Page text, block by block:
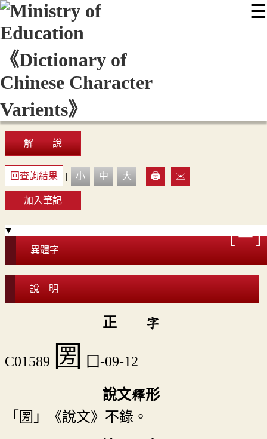
☰
顯示模式
解 說
回查詢結果 | 小 中 大 | 🖨️ ✉️ |
加入筆記
異體字
說 明
正 字
C01589 圐 囗-09-12
說文釋形
「圐」《說文》不錄。